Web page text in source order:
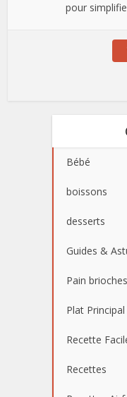
pour
Bébé
boissons
desserts
Guides &
Pain
Plat Principal
Recette
Recettes